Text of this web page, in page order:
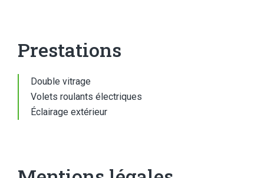
Prestations
Double vitrage
Volets roulants électriques
Éclairage extérieur